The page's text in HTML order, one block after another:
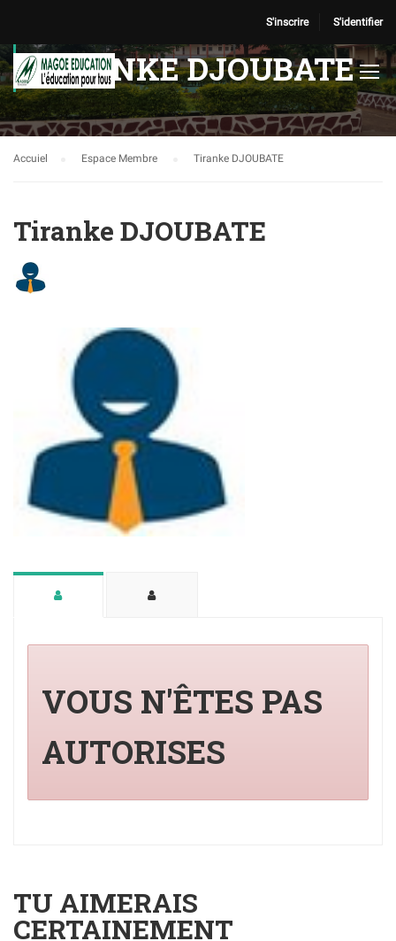
S'inscrire S'identifier
TIRANKE DJOUBATE
Accuiel Espace Membre Tiranke DJOUBATE
Tiranke DJOUBATE
VOUS N'ÊTES PAS
AUTORISES
TU AIMERAIS
CERTAINEMENT